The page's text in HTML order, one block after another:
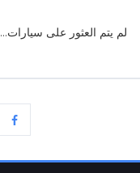
لم يتم العثور على سيارات...